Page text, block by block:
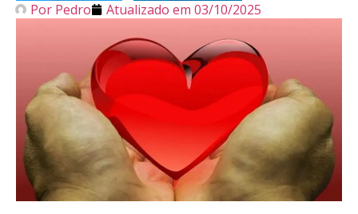
Por Pedro Atualizado em 03/10/2025